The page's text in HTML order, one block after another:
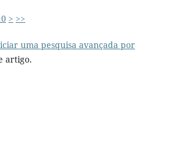
> >>
uma pesquisa avançada por
artigo.